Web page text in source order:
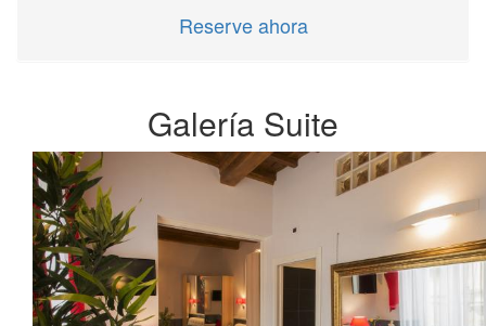
Reserve ahora
Galería Suite